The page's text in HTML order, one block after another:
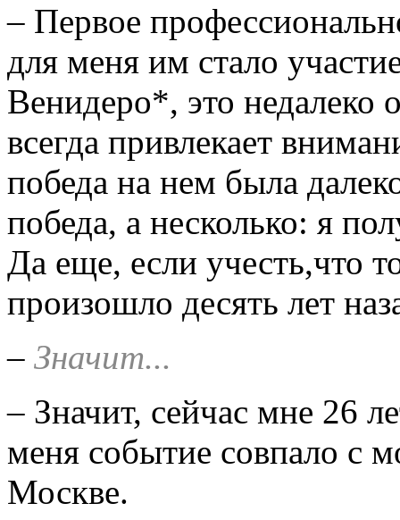
– Первое
для меня им стало
Венидеро*, это недалеко
всегда привлекает
победа на нем была
победа, а несколько: я
Да еще, если учесть,что
произошло десять лет
– Значит...
– Значит, сейчас мне 26
меня событие совпало с
Москве.